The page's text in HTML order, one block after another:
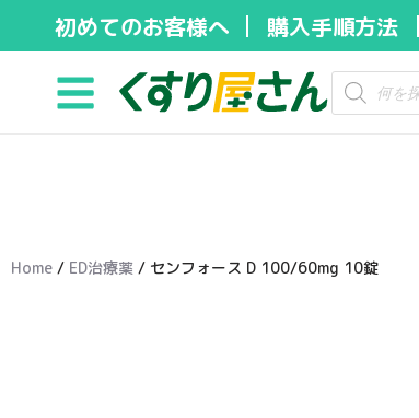
キ
初めてのお客様へ 購入手順方法
Home / ED治療薬 / センフォース D 100/60mg 10錠